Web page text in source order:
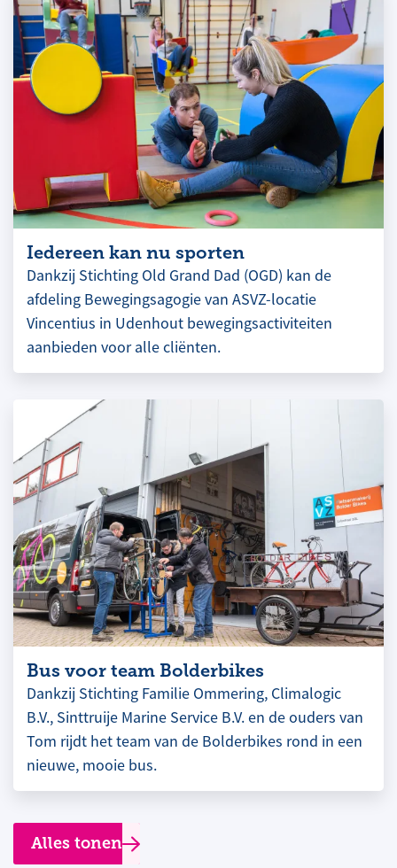
Iedereen kan nu sporten
Dankzij Stichting Old Grand Dad (OGD) kan de
afdeling Bewegingsagogie van ASVZ-locatie
Vincentius in Udenhout bewegingsactiviteiten
aanbieden voor alle cliënten.
Bus voor team Bolderbikes
Dankzij Stichting Familie Ommering, Climalogic
B.V., Sinttruije Marine Service B.V. en de ouders van
Tom rijdt het team van de Bolderbikes rond in een
nieuwe, mooie bus.
Alles tonen